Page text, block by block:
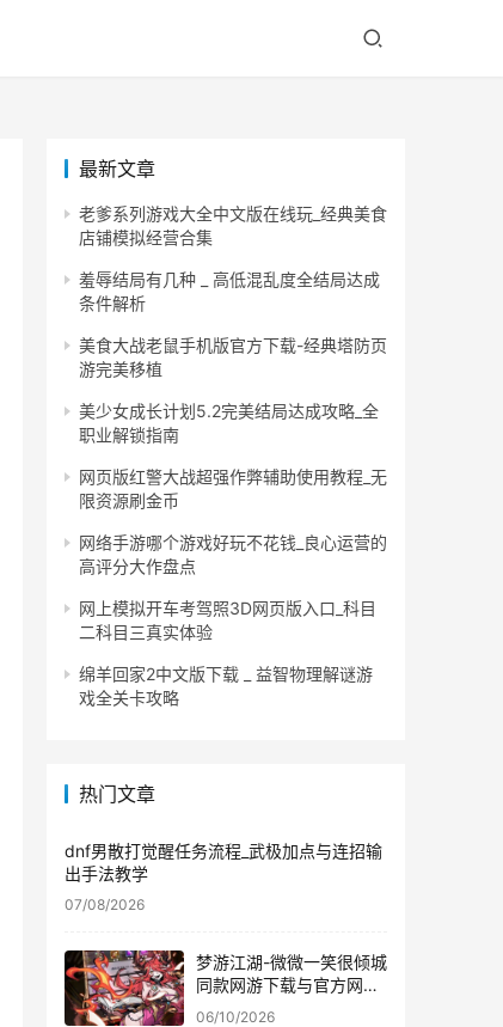
最新文章
老爹系列游戏大全中文版在线玩_经典美食
店铺模拟经营合集
羞辱结局有几种 _ 高低混乱度全结局达成
条件解析
美食大战老鼠手机版官方下载-经典塔防页
游完美移植
美少女成长计划5.2完美结局达成攻略_全
职业解锁指南
网页版红警大战超强作弊辅助使用教程_无
限资源刷金币
网络手游哪个游戏好玩不花钱_良心运营的
高评分大作盘点
网上模拟开车考驾照3D网页版入口_科目
二科目三真实体验
绵羊回家2中文版下载 _ 益智物理解谜游
戏全关卡攻略
热门文章
dnf男散打觉醒任务流程_武极加点与连招输
出手法教学
07/08/2026
梦游江湖-微微一笑很倾城
同款网游下载与官方网站
入口
06/10/2026